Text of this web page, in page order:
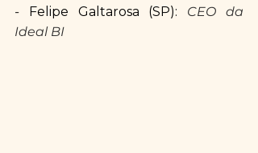
- Felipe Galtarosa (SP): CEO da
Ideal BI